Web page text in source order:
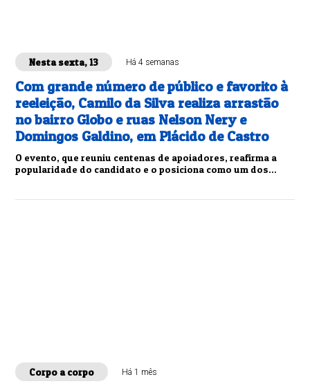
Nesta sexta, 13 Há 4 semanas
Com grande número de público e favorito à
reeleição, Camilo da Silva realiza arrastão
no bairro Globo e ruas Nelson Nery e
Domingos Galdino, em Plácido de Castro
O evento, que reuniu centenas de apoiadores, reafirma a
popularidade do candidato e o posiciona como um dos
Corpo a corpo Há 1 mês